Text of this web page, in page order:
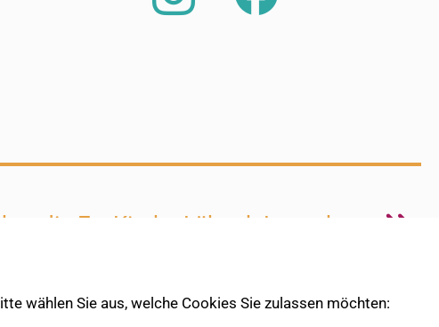
die Ev. Kirche Lübeck-Lauenburg
wählen Sie aus, welche Cookies Sie zulassen möchten: